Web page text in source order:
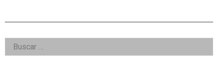
Right
Asides
Buscar: